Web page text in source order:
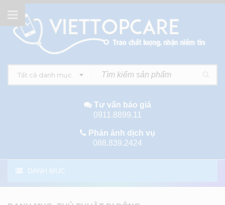
Tất cả danh mục
Tư vấn báo giá
0911.8899.11
Phản ánh dịch vụ
088.839.2424
DANH MỤC